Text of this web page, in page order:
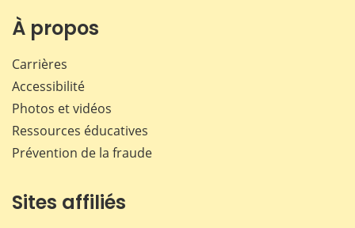
À propos
Carrières
Accessibilité
Photos et vidéos
Ressources éducatives
Prévention de la fraude
Sites affiliés